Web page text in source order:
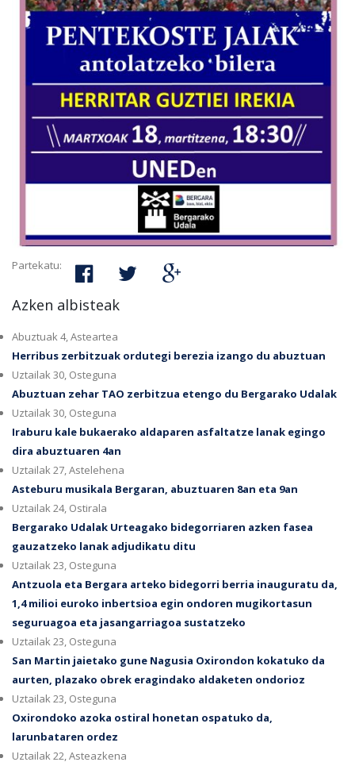
Partekatu:
Azken albisteak
Abuztuak 4, Asteartea
Herribus zerbitzuak ordutegi berezia izango du abuztuan
Uztailak 30, Osteguna
Abuztuan zehar TAO zerbitzua etengo du Bergarako Udalak
Uztailak 30, Osteguna
Iraburu kale bukaerako aldaparen asfaltatze lanak egingo
dira abuztuaren 4an
Uztailak 27, Astelehena
Asteburu musikala Bergaran, abuztuaren 8an eta 9an
Uztailak 24, Ostirala
Bergarako Udalak Urteagako bidegorriaren azken fasea
gauzatzeko lanak adjudikatu ditu
Uztailak 23, Osteguna
Antzuola eta Bergara arteko bidegorri berria inauguratu da,
1,4 milioi euroko inbertsioa egin ondoren mugikortasun
seguruagoa eta jasangarriagoa sustatzeko
Uztailak 23, Osteguna
San Martin jaietako gune Nagusia Oxirondon kokatuko da
aurten, plazako obrek eragindako aldaketen ondorioz
Uztailak 23, Osteguna
Oxirondoko azoka ostiral honetan ospatuko da,
larunbataren ordez
Uztailak 22, Asteazkena